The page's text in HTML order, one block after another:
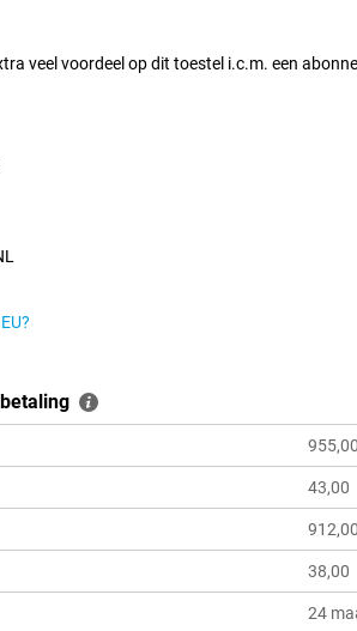
veel voordeel op dit toestel i.c.m. een
955,00
43,00
912,00
38,00
24